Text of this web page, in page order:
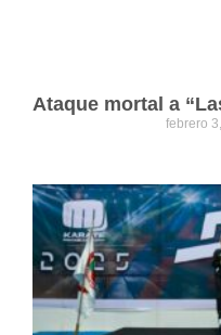
Ataque mortal a
febrero